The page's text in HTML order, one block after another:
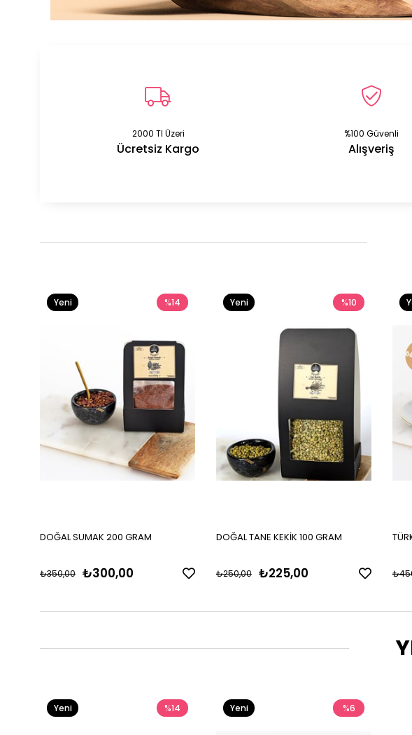
2000 Tl Üzeri
Ücretsiz Kargo
%100 Güvenli
Alışveriş
DOĞAL SUMAK 200 GRAM
₺300,00
₺350,00
%14
Yeni
DOĞAL TANE KEKİK 100 GRAM
₺225,00
₺250,00
%10
Yeni
%14
Yeni
%6
Yeni